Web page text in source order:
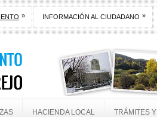
» INFORMACIÓN AL CIUDADANO »
HACIENDA LOCAL TRÁMITES